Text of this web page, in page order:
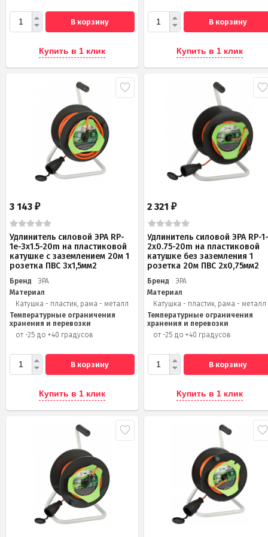
В корзину
Купить в 1 клик
В корзину
Купить в 1 клик
3 143 ₽
Удлинитель силовой ЭРА RP-
1e-3x1.5-20m на пластиковой
катушке c заземлением 20м 1
розетка ПВС 3х1,5мм2
Бренд
ЭРА
Материал
Катушка - пластик, рама - металл
Температурные ограничения
хранения и перевозки
от -25 до +40 градусов
В корзину
Купить в 1 клик
2 321₽
Удлинитель силовой ЭРА RP-
2x0.75-20m на пластиковой
катушке без заземления 1
розетка 20м ПВС 2х0,75мм2
Бренд
ЭРА
Материал
Катушка - пластик, рама - металл
Температурные ограничения
хранения и перевозки
от -25 до +40 градусов
В корзину
Купить в 1 клик